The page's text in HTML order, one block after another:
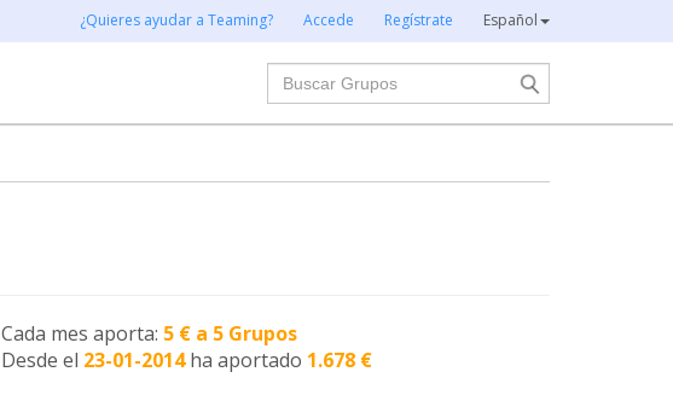
¿Quieres ayudar a Teaming? Accede Regístrate Español
Buscar
Cada mes aporta: 5 € a 5 Grupos
Desde el 23-01-2014 ha aportado 1.678 €